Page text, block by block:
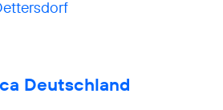
Deutschland